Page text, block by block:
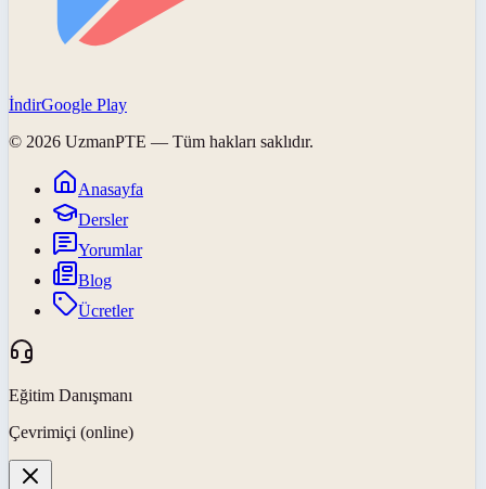
İndirGoogle Play
© 2026 UzmanPTE — Tüm hakları saklıdır.
Anasayfa
Dersler
Yorumlar
Blog
Ücretler
Eğitim Danışmanı
Çevrimiçi (online)